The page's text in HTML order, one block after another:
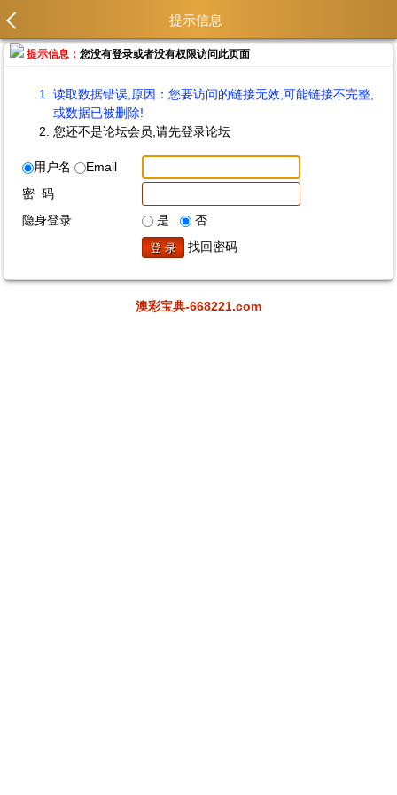
提示信息
提示信息：您没有登录或者没有权限访问此页面
读取数据错误,原因：您要访问的链接无效,可能链接不完整,
或数据已被删除!
您还不是论坛会员,请先登录论坛
用户名
Email
密 码
隐身登录
是
否
找回密码
澳彩宝典-668221.com